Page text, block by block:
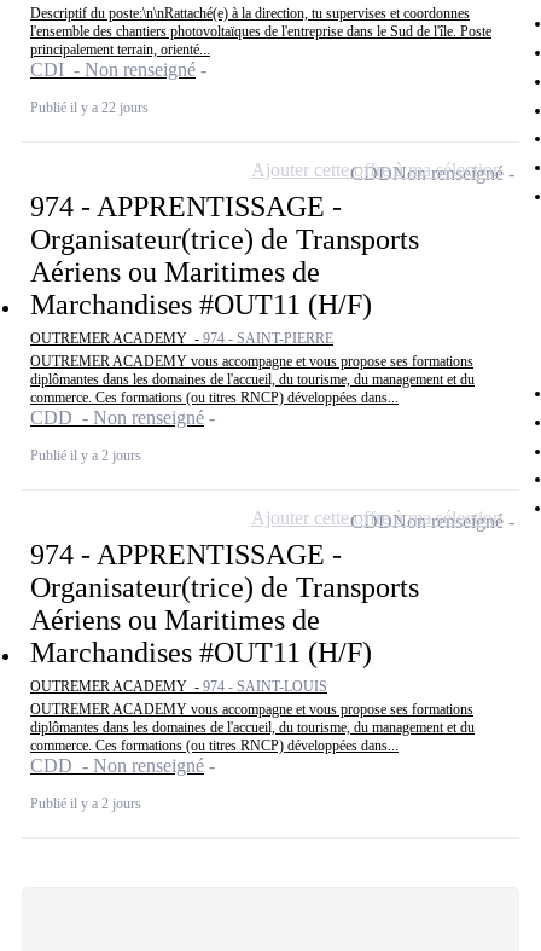
Descriptif du poste:\n\nRattaché(e) à la direction, tu supervises et coordonnes
l'ensemble des chantiers photovoltaïques de l'entreprise dans le Sud de l'île. Poste
principalement terrain, orienté...
CDI - Non renseigné
Publié il y a 22 jours
974 - APPRENTISSAGE -
Organisateur(trice) de Transports
Aériens ou Maritimes de
Marchandises #OUT11 (H/F)
OUTREMER ACADEMY - 974 - SAINT-PIERRE
OUTREMER ACADEMY vous accompagne et vous propose ses formations
diplômantes dans les domaines de l'accueil, du tourisme, du management et du
commerce. Ces formations (ou titres RNCP) développées dans...
CDD - Non renseigné
Publié il y a 2 jours
CDDNon renseigné
Ajouter cette offre à ma sélection
974 - APPRENTISSAGE -
Organisateur(trice) de Transports
Aériens ou Maritimes de
Marchandises #OUT11 (H/F)
OUTREMER ACADEMY - 974 - SAINT-LOUIS
OUTREMER ACADEMY vous accompagne et vous propose ses formations
diplômantes dans les domaines de l'accueil, du tourisme, du management et du
commerce. Ces formations (ou titres RNCP) développées dans...
CDD - Non renseigné
Publié il y a 2 jours
CDDNon renseigné
Ajouter cette offre à ma sélection